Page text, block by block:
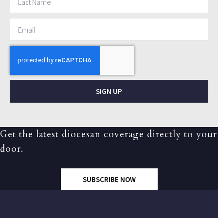
SIGN UP
Get the latest diocesan coverage directly to your
door.
SUBSCRIBE NOW